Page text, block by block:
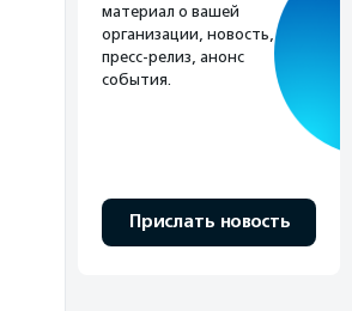
материал о вашей
организации, новость,
пресс-релиз, анонс
события.
Прислать новость